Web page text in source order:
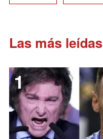
Las más leídas